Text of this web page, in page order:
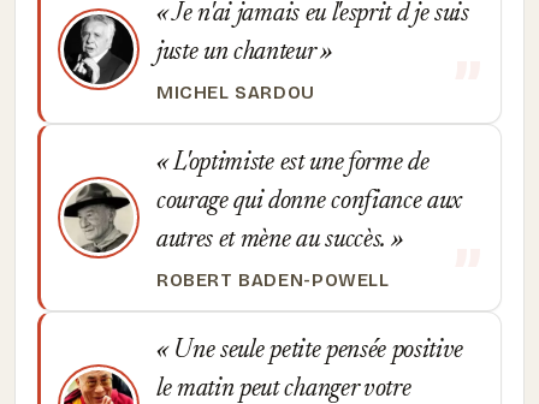
Je n'ai jamais eu l'esprit d je suis
juste un chanteur
MICHEL SARDOU
L'optimiste est une forme de
courage qui donne confiance aux
autres et mène au succès.
ROBERT BADEN-POWELL
Une seule petite pensée positive
le matin peut changer votre